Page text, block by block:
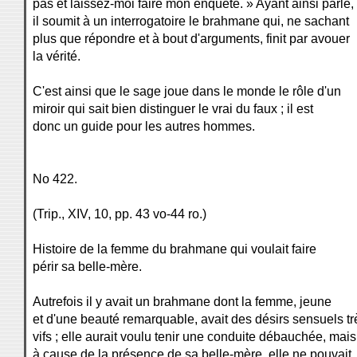
pas et laissez-moi faire mon enquête. » Ayant ainsi parlé,
il soumit à un interrogatoire le brahmane qui, ne sachant
plus que répondre et à bout d'arguments, finit par avouer
la vérité.
C'est ainsi que le sage joue dans le monde le rôle d'un
miroir qui sait bien distinguer le vrai du faux ; il est
donc un guide pour les autres hommes.
No 422.
(Trip., XIV, 10, pp. 43 vo-44 ro.)
Histoire de la femme du brahmane qui voulait faire
périr sa belle-mère.
Autrefois il y avait un brahmane dont la femme, jeune
et d'une beauté remarquable, avait des désirs sensuels
vifs ; elle aurait voulu tenir une conduite débauchée,
à cause de la présence de sa belle-mère, elle ne pouvait